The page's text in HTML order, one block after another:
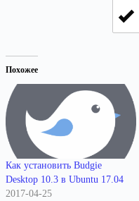
Похожее
Как установить Budgie
Desktop 10.3 в Ubuntu 17.04
2017-04-25